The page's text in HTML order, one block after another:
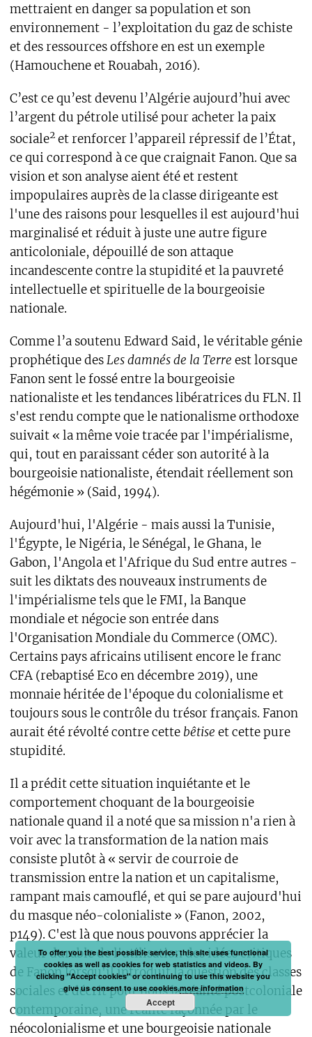
mettraient en danger sa population et son
environnement - l’exploitation du gaz de schiste
et des ressources offshore en est un exemple
(Hamouchene et Rouabah, 2016).
C’est ce qu’est devenu l’Algérie aujourd’hui avec
l’argent du pétrole utilisé pour acheter la paix
sociale2et renforcer l’appareil répressif de l’État,
ce qui correspond à ce que craignait Fanon. Que sa
vision et son analyse aient été et restent
impopulaires auprès de la classe dirigeante est
l'une des raisons pour lesquelles il est aujourd'hui
marginalisé et réduit à juste une autre figure
anticoloniale, dépouillé de son attaque
incandescente contre la stupidité et la pauvreté
intellectuelle et spirituelle de la bourgeoisie
nationale.
Comme l’a soutenu Edward Said, le véritable génie
prophétique desLes damnés de la Terre est lorsque
Fanon sent le fossé entre la bourgeoisie
nationaliste et les tendances libératrices du FLN. Il
s'est rendu compte que le nationalisme orthodoxe
suivait « la même voie tracée par l'impérialisme,
qui, tout en paraissant céder son autorité à la
bourgeoisie nationaliste, étendait réellement son
hégémonie » (Said, 1994).
Aujourd'hui, l'Algérie - mais aussi la Tunisie,
l'Égypte, le Nigéria, le Sénégal, le Ghana, le
Gabon, l'Angola et l'Afrique du Sud entre autres -
suit les diktats des nouveaux instruments de
l'impérialisme tels que le FMI, la Banque
mondiale et négocie son entrée dans
l'Organisation Mondiale du Commerce (OMC).
Certains pays africains utilisent encore le franc
CFA (rebaptisé Eco en décembre 2019), une
monnaie héritée de l'époque du colonialisme et
toujours sous le contrôle du trésor français. Fanon
aurait été révolté contre cette bêtise et cette pure
stupidité.
Il a prédit cette situation inquiétante et le
comportement choquant de la bourgeoisie
nationale quand il a noté que sa mission n'a rien à
voir avec la transformation de la nation mais
consiste plutôt à « servir de courroie de
transmission entre la nation et un capitalisme,
rampant mais camouflé, et qui se pare aujourd'hui
du masque néo-colonialiste » (Fanon, 2002,
p149). C'est là que nous pouvons apprécier la
valeur durable de l'utilisation des idées critiques
de Fanon lorsqu'il introduit la question des classes
sociales et décrit pour nous la réalité postcoloniale
contemporaine, une réalité façonnée par le
néocolonialisme et une bourgeoisie nationale
To offer you the best possible service, this site uses functional
cookies as well as cookies for web statistics and videos. By
clicking "Accept cookies" or continuing to use this website you
give us consent to use cookies.more information
Accept